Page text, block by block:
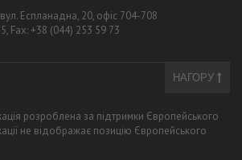
Еспланадна, 20, офіс 704-708
Fax: +38 (044) 253 59 73
НАГОРУ
розроблена за підтримки Європейського
не відображає позицію Європейського